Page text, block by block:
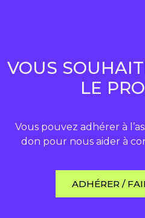
VOUS
LE
Vous pouvez adhérer à
don pour nous aider à
ADHÉRER /